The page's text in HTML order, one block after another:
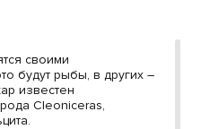
своими
будут рыбы, в других –
известен
Cleoniceras,